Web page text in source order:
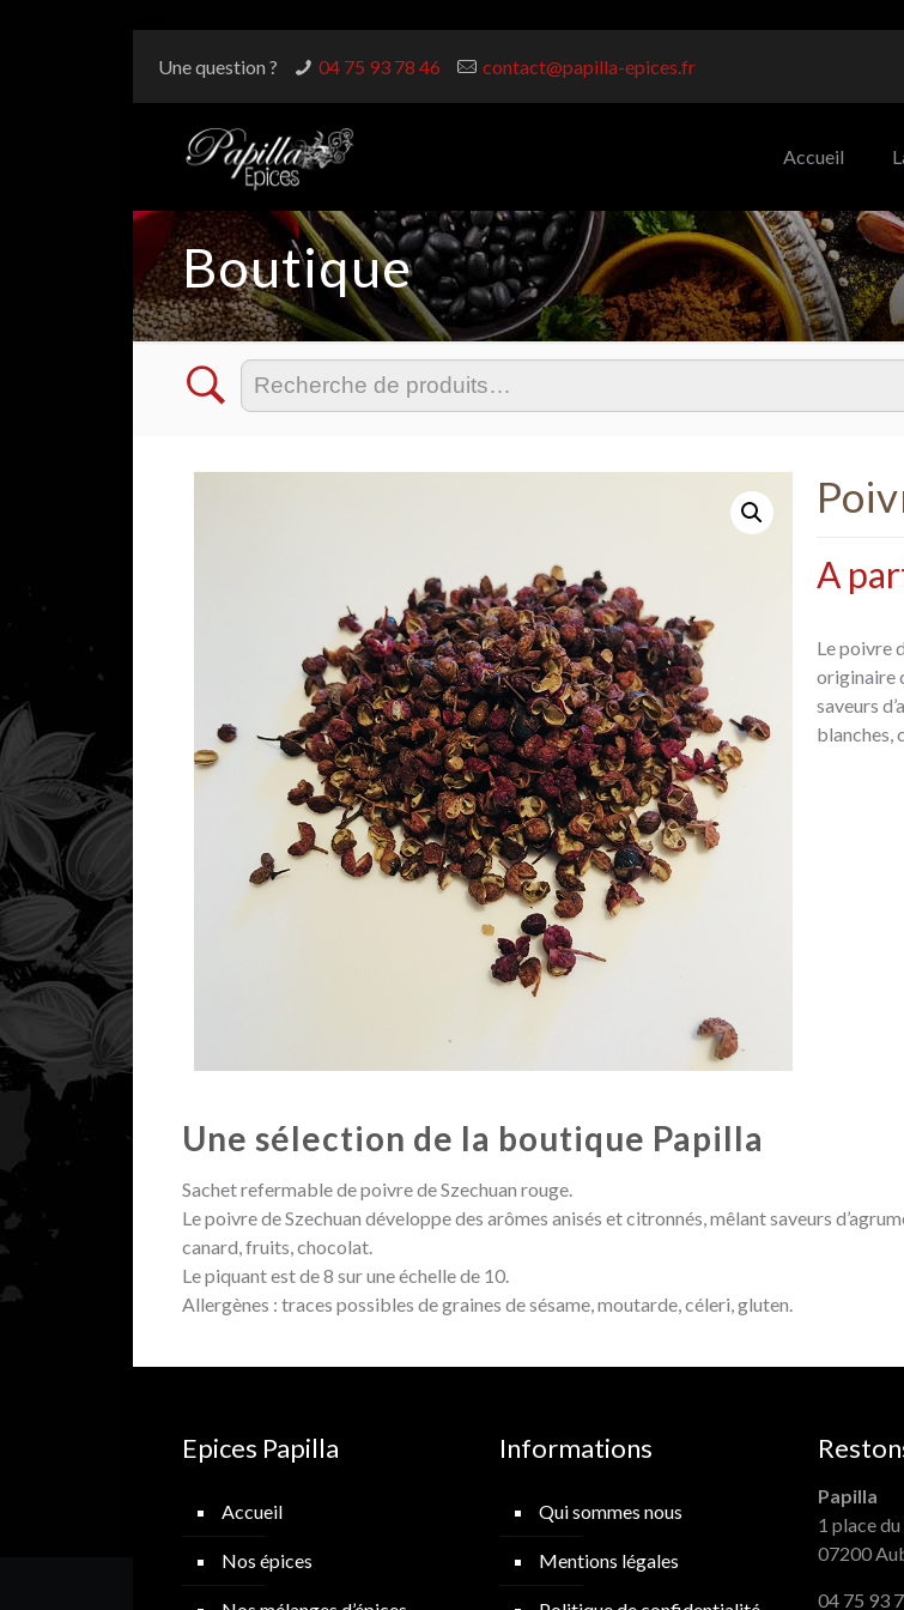
Une question ? 04 75 93 78 46 contact@papilla-epices.fr
Accueil
Boutique
Recherche
pour :
A
Le poivre
originaire
saveurs
blanches,
Une sélection de la boutique Papilla
Sachet refermable de poivre de Szechuan rouge.
Le poivre de Szechuan développe des arômes anisés et citronnés, mêlant saveurs
canard, fruits, chocolat.
Le piquant est de 8 sur une échelle de 10.
Allergènes : traces possibles de graines de sésame, moutarde, céleri, gluten.
Epices Papilla
Accueil
Nos épices
Informations
Qui sommes nous
Mentions légales
Papilla
1 place
07200
04 75 93